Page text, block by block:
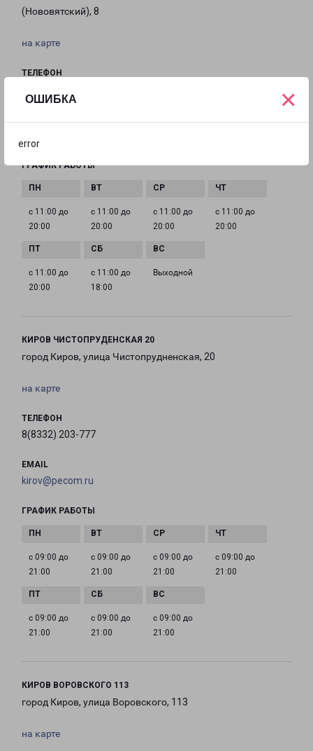
ОШИБКА
error
×
(Нововятский), 8
на карте
ТЕЛЕФОН
ГРАФИК РАБОТЫ
с 11:00 до
20:00
с 11:00 до
20:00
с 11:00 до
20:00
с 11:00 до
20:00
с 11:00 до
20:00
с 11:00 до
18:00
Выходной
КИРОВ ЧИСТОПРУДЕНСКАЯ 20
город Киров, улица Чистопрудненская, 20
на карте
ТЕЛЕФОН
8(8332) 203-777
EMAIL
kirov@pecom.ru
ГРАФИК РАБОТЫ
с 09:00 до
21:00
с 09:00 до
21:00
с 09:00 до
21:00
с 09:00 до
21:00
с 09:00 до
21:00
с 09:00 до
21:00
с 09:00 до
21:00
КИРОВ ВОРОВСКОГО 113
город Киров, улица Воровского, 113
на карте